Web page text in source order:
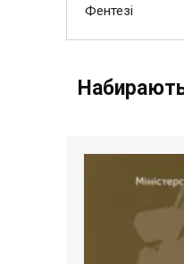
Фентезі